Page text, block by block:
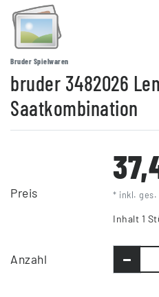
Bruder Spielwaren
bruder 3482026
Saatkombination
Preis * inkl. ges.
Inhalt 1
Anzahl